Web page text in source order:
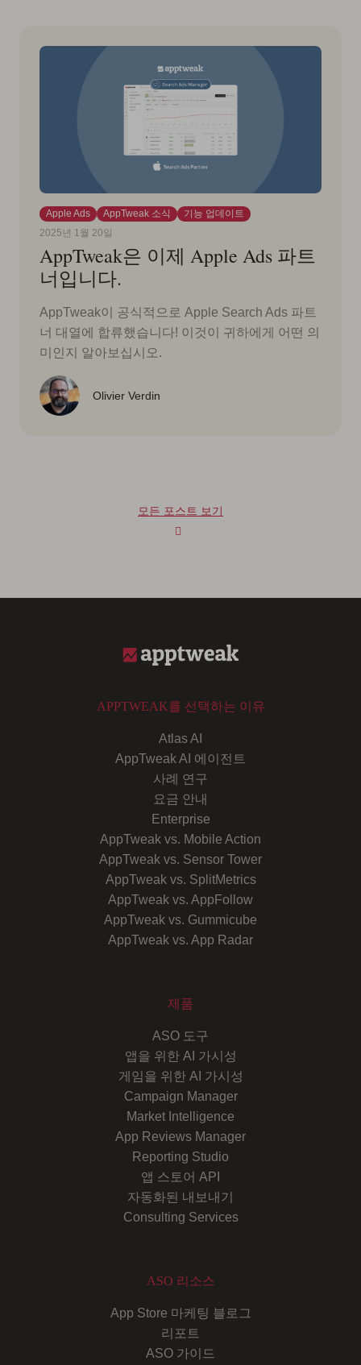
Apple Ads AppTweak 소식
기능 업데이트
2025년 1월 20일
AppTweak은 이제 Apple Ads 파트
너입니다.
AppTweak이 공식적으로 Apple Search Ads 파트
너 대열에 합류했습니다! 이것이 귀하에게 어떤 의
미인지 알아보십시오.
Olivier Verdin
모든 포스트 보기
APPTWEAK를 선택하는 이유
Atlas AI
AppTweak AI 에이전트
사례 연구
요금 안내
Enterprise
AppTweak vs. Mobile Action
AppTweak vs. Sensor Tower
AppTweak vs. SplitMetrics
AppTweak vs. AppFollow
AppTweak vs. Gummicube
AppTweak vs. App Radar
제품
ASO 도구
앱을 위한 AI 가시성
게임을 위한 AI 가시성
Campaign Manager
Market Intelligence
App Reviews Manager
Reporting Studio
앱 스토어 API
자동화된 내보내기
Consulting Services
ASO 리소스
App Store 마케팅 블로그
리포트
ASO 가이드